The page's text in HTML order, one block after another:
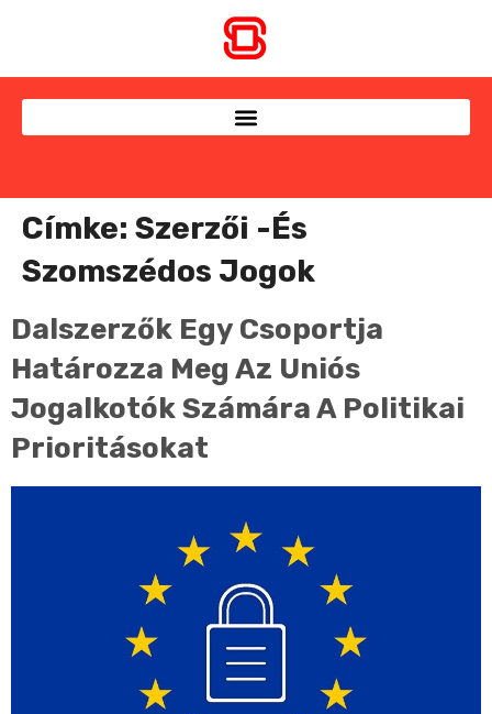
Címke: Szerzői -és
Szomszédos Jogok
Dalszerzők Egy Csoportja
Határozza Meg Az Uniós
Jogalkotók Számára A Politikai
Prioritásokat